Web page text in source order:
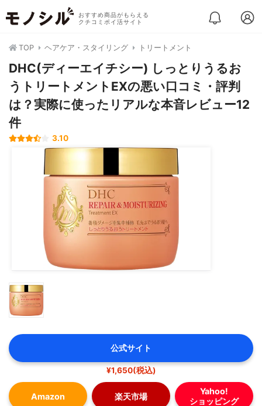
おすすめ商品がもらえる
クチコミポイ活サイト
TOP ヘアケア・スタイリング トリートメント
DHC(ディーエイチシー) しっとりうるお
うトリートメントEXの悪い口コミ・評判
は？実際に使ったリアルな本音レビュー12
件
3.10
公式サイト
¥1,650(税込)
Amazon 楽天市場
Yahoo!
ショッピング